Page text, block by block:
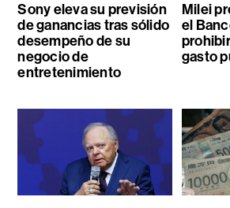
Sony eleva su previsión
de ganancias tras sólido
desempeño de su
negocio de
entretenimiento
Milei
el
gasto